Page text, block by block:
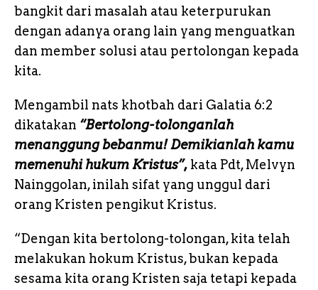
bangkit dari masalah atau keterpurukan
dengan adanya orang lain yang menguatkan
dan member solusi atau pertolongan kepada
kita.
Mengambil nats khotbah dari Galatia 6:2
dikatakan “Bertolong-tolonganlah
menanggung bebanmu! Demikianlah kamu
memenuhi hukum Kristus”, kata Pdt, Melvyn
Nainggolan, inilah sifat yang unggul dari
orang Kristen pengikut Kristus.
“Dengan kita bertolong-tolongan, kita telah
melakukan hokum Kristus, bukan kepada
sesama kita orang Kristen saja tetapi kepada